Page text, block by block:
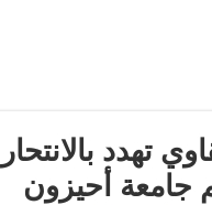
تهدد
جامعة أحيزون